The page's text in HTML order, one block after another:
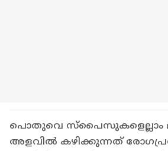
പൊതുവെ സ്പൈസുകളെല്ലാം
അളവില്‍ കഴിക്കുന്നത്